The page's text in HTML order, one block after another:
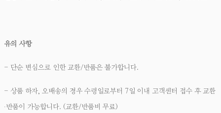
유의 사항
- 단순 변심으로 인한 교환/반품은 불가합니다.
- 상품 하자, 오배송의 경우 수령일로부터 7일 이내 고객센터 접수 후 교환
∙반품이 가능합니다. (교환/반품비 무료)